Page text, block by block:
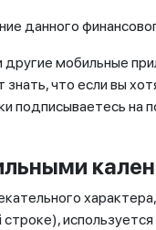
данного
мобильные
что если вы
подписываетесь на
строке),